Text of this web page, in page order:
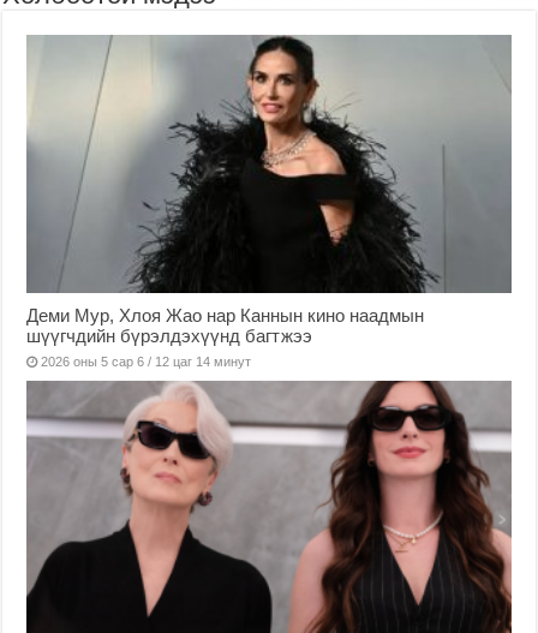
Деми Мур, Хлоя Жао нар Каннын кино наадмын
шүүгчдийн бүрэлдэхүүнд багтжээ
2026 оны 5 сар 6 / 12 цаг 14 минут